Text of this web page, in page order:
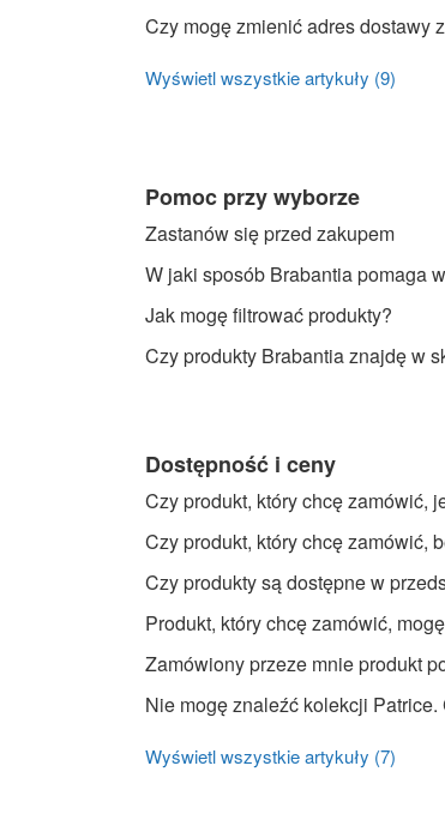
Czy mogę zmienić adres dostawy
Wyświetl wszystkie artykuły (9)
Pomoc przy wyborze
Zastanów się przed zakupem
W jaki sposób Brabantia pomaga
Jak mogę filtrować produkty?
Czy produkty Brabantia znajdę w
Dostępność i ceny
Czy produkt, który chcę zamówić,
Czy produkt, który chcę zamówić,
Czy produkty są dostępne w
Produkt, który chcę zamówić,
Zamówiony przeze mnie produkt
Nie mogę znaleźć kolekcji Patrice.
Wyświetl wszystkie artykuły (7)